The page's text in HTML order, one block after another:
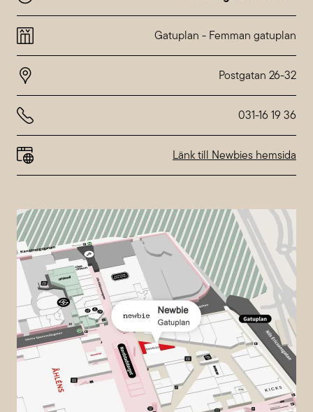
Montag
10:00-20:00
10:00-20:00
10:00-20:00
Abweichende Öffnungszeiten beiNordstan
Gatuplan - Femman gatuplan
031-16 19 36
Länk till Newbies hemsida